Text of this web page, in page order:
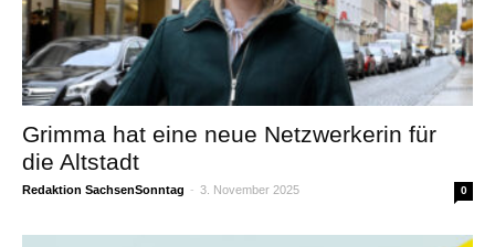
Grimma hat eine neue Netzwerkerin für
die Altstadt
Redaktion SachsenSonntag - 3. November 2025 0